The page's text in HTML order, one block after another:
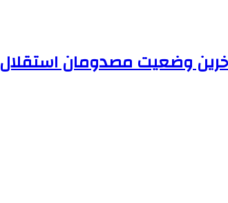
وضعیت مصدومان استقلال